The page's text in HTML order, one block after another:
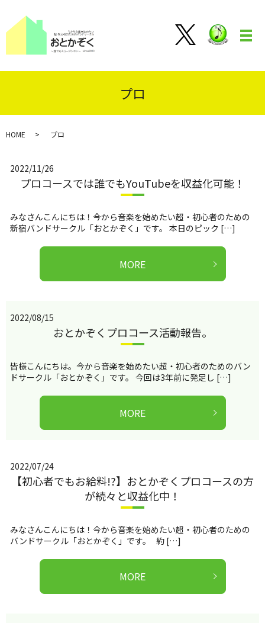
メ
プロ
HOME プロ
2022/11/26
プロコースでは誰でもYouTubeを収益化可能！
みなさんこんにちは！今から音楽を始めたい超・初心者のための
新宿バンドサークル「おとかぞく」です。 本日のピック […]
MORE
2022/08/15
おとかぞくプロコース活動報告。
皆様こんにちは。今から音楽を始めたい超・初心者のためのバン
ドサークル「おとかぞく」です。 今回は3年前に発足し […]
MORE
2022/07/24
【初心者でもお給料!?】おとかぞくプロコースの方
が続々と収益化中！
みなさんこんにちは！今から音楽を始めたい超・初心者のための
バンドサークル「おとかぞく」です。 約 […]
MORE